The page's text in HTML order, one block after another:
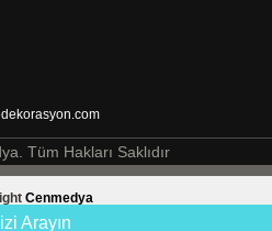
. Tüm Hakları Saklıdır
Arayın
Cenmedya